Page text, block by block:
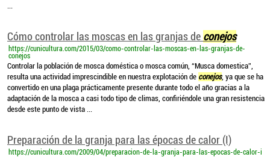
...
Cómo controlar las moscas en las granjas de conejos
https://cunicultura.com/2015/03/como-controlar-las-moscas-en-las-granjas-de-
conejos
Controlar la población de mosca doméstica o mosca común, “Musca domestica”,
resulta una actividad imprescindible en nuestra explotación de conejos, ya que se ha
convertido en una plaga prácticamente presente durante todo el año gracias a la
adaptación de la mosca a casi todo tipo de climas, confiriéndole una gran resistencia
desde este punto de vista ...
Preparación de la granja para las épocas de calor (I)
https://cunicultura.com/2009/04/preparacion-de-la-granja-para-las-epocas-de-calor-i